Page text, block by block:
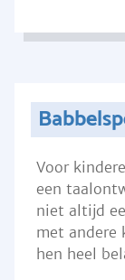
Voor
een
niet altijd
met andere
hen heel